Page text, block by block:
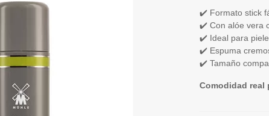
✔️ Formato stick
✔️ Con alóe vera
✔️ Ideal para
✔️ Espuma
✔️ Tamaño
Comodidad real